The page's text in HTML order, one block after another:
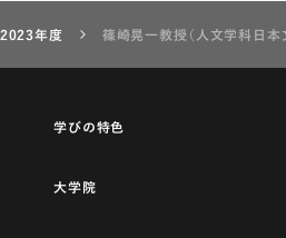
2023年度 篠崎晃一教授（人文学科日本
学びの特色
大学院